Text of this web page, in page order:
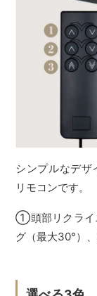
シンプルなデザ
リモコンです。
①頭部リクライ
グ（最大30°）